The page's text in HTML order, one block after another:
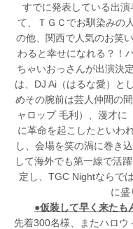
すでに発表している出
て、ＴＧＣでお馴染みの
の他、関西で人気のお笑
わると幸せになれる？！
ちゃいおっさんが出演決
は、DJ Ai（はるな愛）と
めその腕前は芸人仲間の
ャロップ 毛利）、漫才
に革命を起こしたといわ
し、会場を笑の渦に巻き
して海外でも第一線で活
定し、TGC Nightならで
に盛
●仮装して早く来たも
先着300名様、またハロウ